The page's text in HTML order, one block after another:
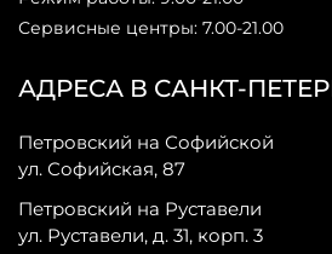
АДРЕСА В САНКТ-
Петровский на Софийской
ул. Софийская, 87
Петровский на Руставели
ул. Руставели, д. 31, корп. 3
Сервисные центры: 7.00-21.00